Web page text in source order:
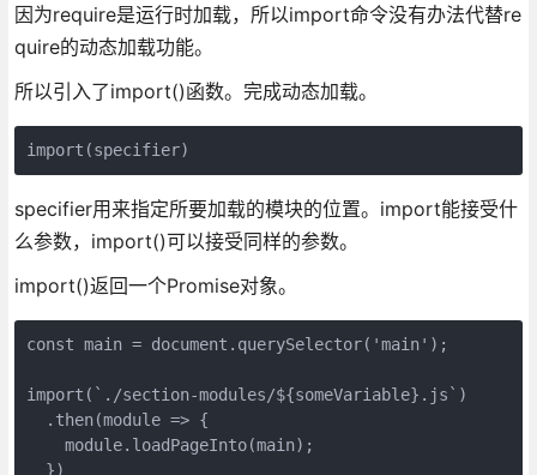
因为require是运行时加载，所以import命令没有办法代替re
quire的动态加载功能。
所以引入了import()函数。完成动态加载。
import(specifier)
specifier用来指定所要加载的模块的位置。import能接受什
么参数，import()可以接受同样的参数。
import()返回一个Promise对象。
const main = document.querySelector('main');
import(`./section-modules/${someVariable}.js`)
  .then(module => {
    module.loadPageInto(main);
  })